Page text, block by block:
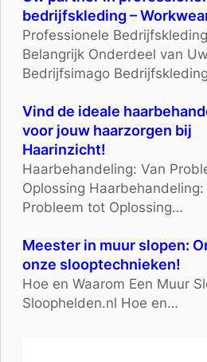
bedrijfskleding –
Professionele
Belangrijk Onderdeel van Uw
Bedrijfsimago
Vind de ideale
voor jouw haarzorgen bij
Haarinzicht!
Haarbehandeling: Van
Oplossing Haarbehandeling:
Probleem tot Oplossing…
Meester in muur slopen:
onze slooptechnieken!
Hoe en Waarom Een Muur
Sloophelden.nl Hoe en…